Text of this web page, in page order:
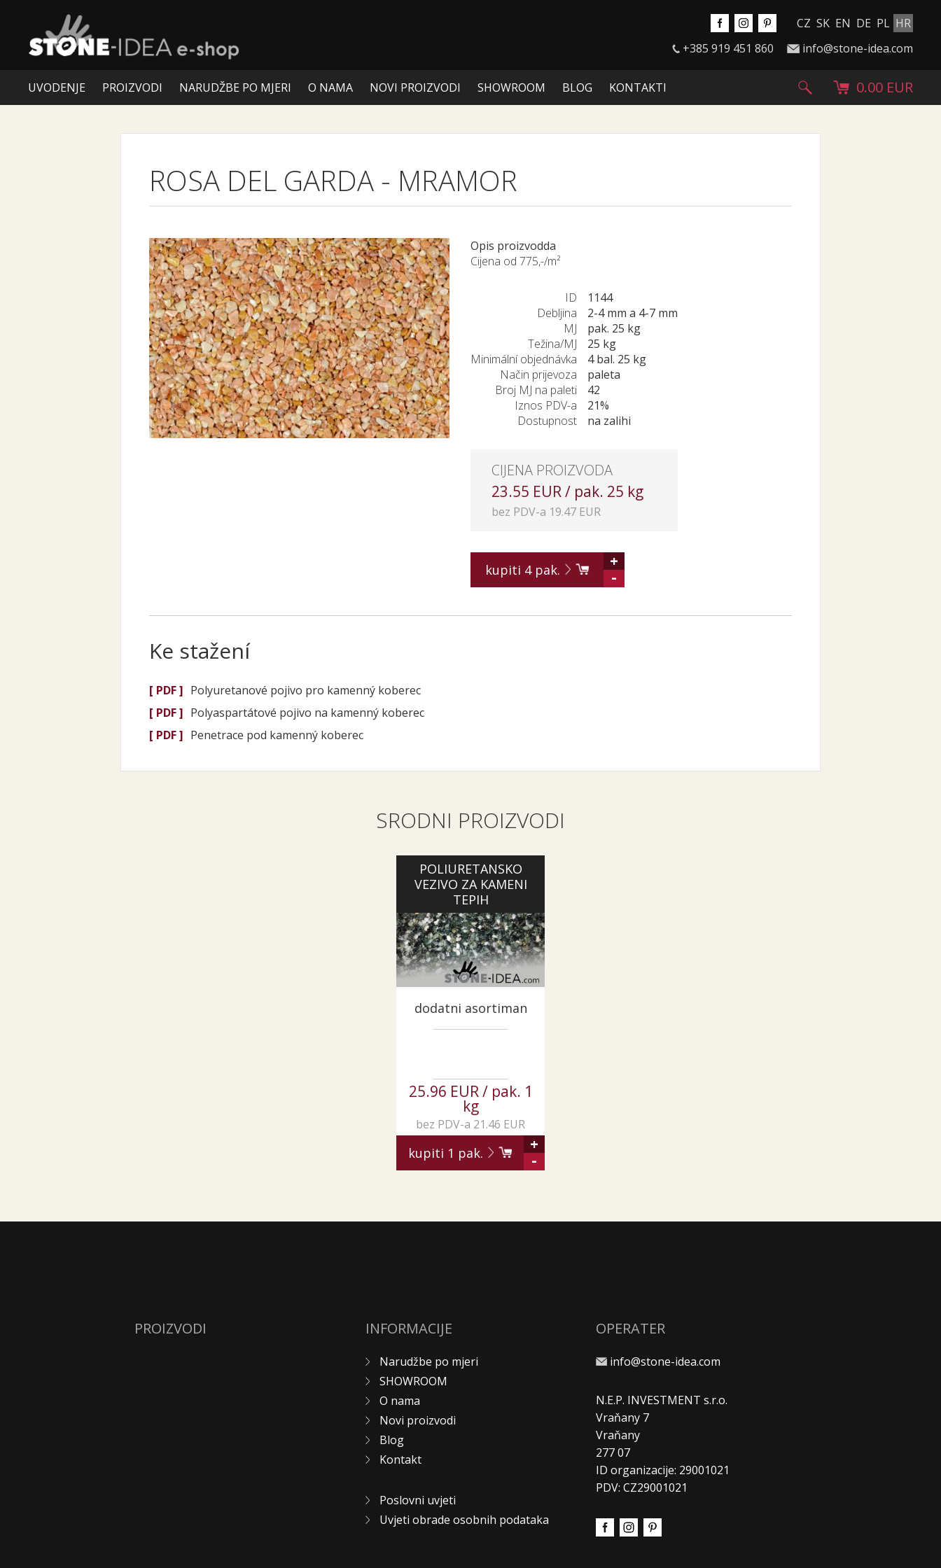
CZ SK EN DE PL HR
+385 919 451 860
info@stone-idea.com
UVODENJE PROIZVODI NARUDŽBE PO MJERI O NAMA NOVI PROIZVODI SHOWROOM BLOG KONTAKTI 0.00 EUR
ROSA DEL GARDA - MRAMOR
Opis proizvodda
Cijena od 775,-/m²
ID
1144
Debljina
2-4 mm a 4-7 mm
MJ
pak. 25 kg
Težina/MJ
25 kg
Minimální objednávka
4 bal. 25 kg
Način prijevoza
paleta
Broj MJ na paleti
42
Iznos PDV-a
21%
Dostupnost
na zalihi
CIJENA PROIZVODA
23.55 EUR / pak. 25 kg
bez PDV-a 19.47 EUR
kupiti 4pak.
+
-
Ke stažení
[ PDF ] Polyuretanové pojivo pro kamenný koberec
[ PDF ] Polyaspartátové pojivo na kamenný koberec
[ PDF ] Penetrace pod kamenný koberec
SRODNI PROIZVODI
POLIURETANSKO
VEZIVO ZA KAMENI
TEPIH
dodatni asortiman
25.96 EUR / pak. 1
kg
bez PDV-a 21.46 EUR
kupiti 1 pak.
+
-
PROIZVODI INFORMACIJE
Narudžbe po mjeri
SHOWROOM
O nama
Novi proizvodi
Blog
Kontakt
Poslovni uvjeti
Uvjeti obrade osobnih podataka
OPERATER
info@stone-idea.com
N.E.P. INVESTMENT s.r.o.
Vraňany 7
Vraňany
277 07
ID organizacije: 29001021
PDV: CZ29001021